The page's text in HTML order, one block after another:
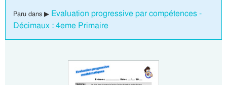
Paru dans ▶ Evaluation progressive par compétences -
Décimaux : 4eme Primaire